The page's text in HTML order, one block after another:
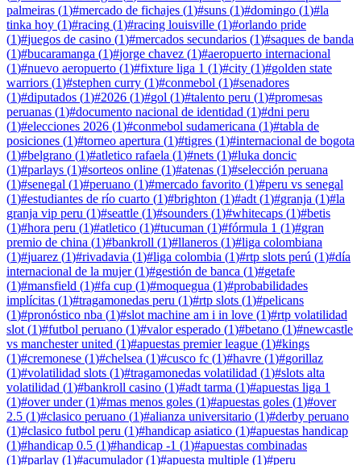
palmeiras (1)#mercado de fichajes (1)#suns (1)#domingo (1)#la
tinka hoy (1)#racing (1)#racing louisville (1)#orlando pride
(1)#juegos de casino (1)#mercados secundarios (1)#saques de banda
(1)#bucaramanga (1)#jorge chavez (1)#aeropuerto internacional
(1)#nuevo aeropuerto (1)#fixture liga 1 (1)#city (1)#golden state
warriors (1)#stephen curry (1)#conmebol (1)#senadores
(1)#diputados (1)#2026 (1)#gol (1)#talento peru (1)#promesas
peruanas (1)#documento nacional de identidad (1)#dni peru
(1)#elecciones 2026 (1)#conmebol sudamericana (1)#tabla de
posiciones (1)#torneo apertura (1)#tigres (1)#internacional de bogota
(1)#belgrano (1)#atletico rafaela (1)#nets (1)#luka doncic
(1)#parlays (1)#sorteos online (1)#atenas (1)#selección peruana
(1)#senegal (1)#peruano (1)#mercado favorito (1)#peru vs senegal
(1)#estudiantes de río cuarto (1)#brighton (1)#adt (1)#granja (1)#la
granja vip peru (1)#seattle (1)#sounders (1)#whitecaps (1)#betis
(1)#hora peru (1)#atletico (1)#tucuman (1)#fórmula 1 (1)#gran
premio de china (1)#bankroll (1)#llaneros (1)#liga colombiana
(1)#juarez (1)#rivadavia (1)#liga colombia (1)#rtp slots perú (1)#día
internacional de la mujer(1)#gestión de banca (1)#getafe
(1)#mansfield (1)#fa cup (1)#moquegua (1)#probabilidades
implícitas (1)#tragamonedas peru (1)#rtp slots (1)#pelicans
(1)#pronóstico nba (1)#slot machine am i in love (1)#rtp volatilidad
slot (1)#futbol peruano (1)#valor esperado (1)#betano (1)#newcastle
vs manchester united (1)#apuestas premier league (1)#kings
(1)#cremonese (1)#chelsea (1)#cusco fc (1)#havre (1)#gorillaz
(1)#volatilidad slots (1)#tragamonedas volatilidad (1)#slots alta
volatilidad (1)#bankroll casino (1)#adt tarma (1)#apuestas liga 1
(1)#over under(1)#mas menos goles (1)#apuestas goles (1)#over
2.5 (1)#clasico peruano (1)#alianza universitario (1)#derby peruano
(1)#clasico futbol peru (1)#handicap asiatico (1)#apuestas handicap
(1)#handicap 0.5 (1)#handicap -1 (1)#apuestas combinadas
(1)#parlay (1)#acumulador(1)#apuesta multiple (1)#peru